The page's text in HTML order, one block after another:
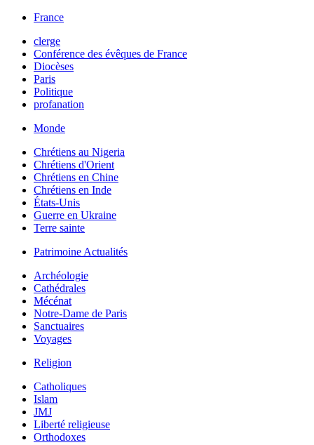
France
clerge
Conférence des évêques de France
Diocèses
Paris
Politique
profanation
Monde
Chrétiens au Nigeria
Chrétiens d'Orient
Chrétiens en Chine
Chrétiens en Inde
États-Unis
Guerre en Ukraine
Terre sainte
Patrimoine Actualités
Archéologie
Cathédrales
Mécénat
Notre-Dame de Paris
Sanctuaires
Voyages
Religion
Catholiques
Islam
JMJ
Liberté religieuse
Orthodoxes